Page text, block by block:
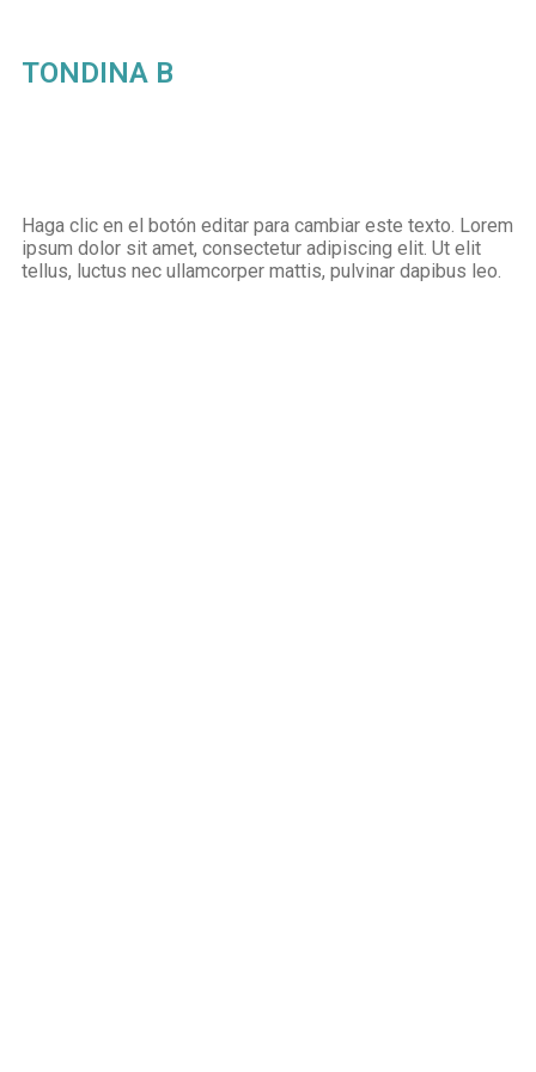
TONDINA B
Haga clic en el botón editar para cambiar este texto. Lorem
ipsum dolor sit amet, consectetur adipiscing elit. Ut elit
tellus, luctus nec ullamcorper mattis, pulvinar dapibus leo.